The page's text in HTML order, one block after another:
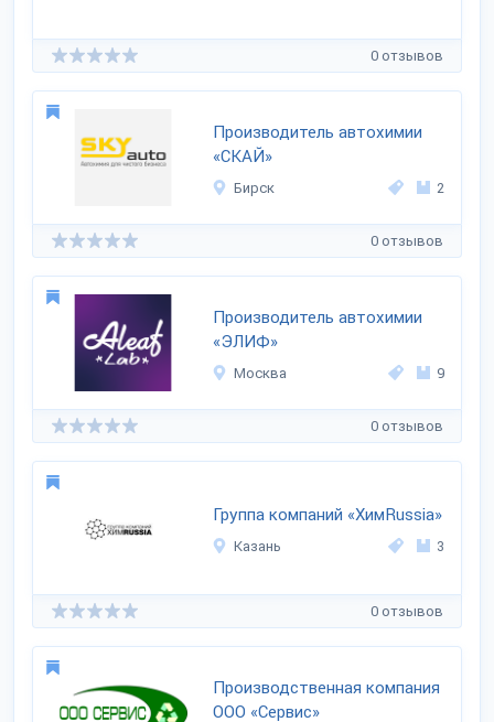
0 отзывов
Производитель автохимии
«СКАЙ»
Бирск 2
0 отзывов
Производитель автохимии
«ЭЛИФ»
Москва 9
0 отзывов
Группа компаний «ХимRussia»
Казань 3
0 отзывов
Производственная компания
ООО «Сервис»